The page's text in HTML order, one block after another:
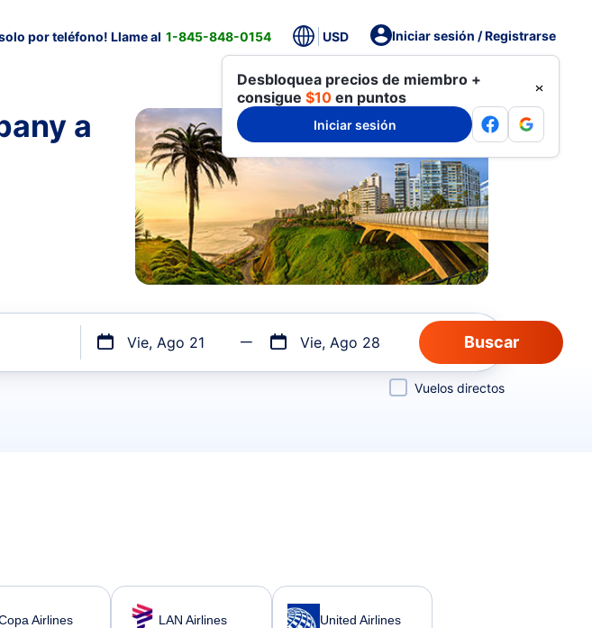
por teléfono! Llame al 1-845-848-0154 USD Iniciar sesión / Registrarse
Desbloquea precios de miembro +
consigue $10 en puntos
Iniciar sesión
a
Vie, Ago 21 Vie, Ago 28
Vuelos directos
Airlines LAN Airlines United Airlines